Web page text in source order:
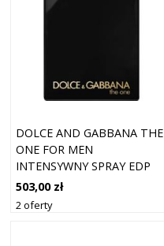
DOLCE AND GABBANA THE
ONE FOR MEN
INTENSYWNY SPRAY EDP
100ML
503,00 zł
2 oferty